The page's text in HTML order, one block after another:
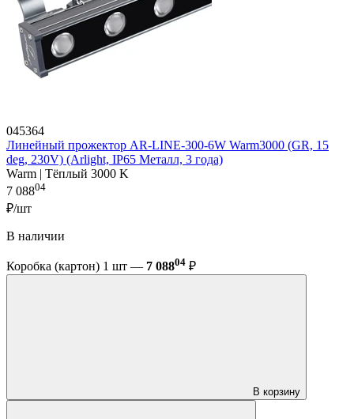
045364
Линейный прожектор AR-LINE-300-6W Warm3000 (GR, 15
deg, 230V) (Arlight, IP65 Металл, 3 года)
Warm | Тёплый 3000 K
7 08804
₽/шт
В наличии
Коробка (картон) 1 шт — 7 08804 ₽
В корзину